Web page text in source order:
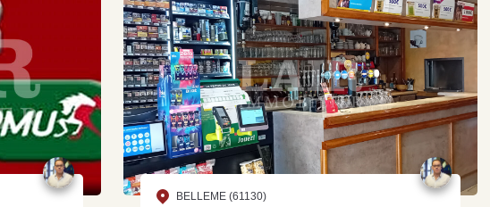
BELLEME (61130)